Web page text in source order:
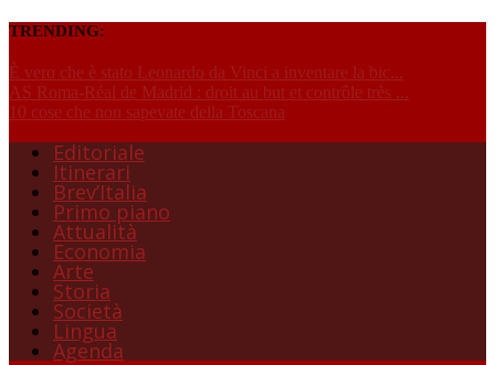
TRENDING:
È vero che è stato Leonardo da Vinci a inventare la bic...
AS Roma-Réal de Madrid : droit au but et contrôle très ...
10 cose che non sapevate della Toscana
Editoriale
Itinerari
Brev’Italia
Primo piano
Attualità
Economia
Arte
Storia
Società
Lingua
Agenda